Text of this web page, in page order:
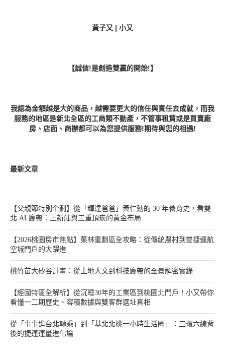
黃子又 | 小又
【誠信!是創造雙贏的開始!】
我認為金額越是大的商品，越需要更大的信任與責任去成就，而我
服務的地區是新北全區的工商類不動產，不管事租賃或是買賣廠
房、店面、商辦都可以為您提供服務!期待與您的相遇!
最新文章
【父親節特別企劃】從「輝達爸爸」黃仁勳的 30 年養育史，看雙
北 AI 廊帶：上新莊與三重頂崁的黃金布局
【2026桃園房市焦點】菓林重劃區全攻略：從傳統農村到雙捷運航
空城門戶的大躍進
桃竹苗大矽谷計畫：從土地人文到科技廊帶的全景解密實錄
【經國特區全解析】從沉睡30年的工業區到桃園北門戶！小又帶你
看懂一二期歷史、容積數據與雙客群選址真相
從「事事進台北轉乘」到「基北北桃一小時生活圈」：三環六線背
後的捷運運量進化論